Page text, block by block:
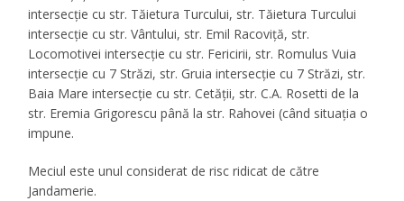
intersecţie cu str. Tăietura Turcului, str. Tăietura Turcului
intersecţie cu str. Vântului, str. Emil Racoviţă, str.
Locomotivei intersecţie cu str. Fericirii, str. Romulus Vuia
intersecţie cu 7 Străzi, str. Gruia intersecţie cu 7 Străzi, str.
Baia Mare intersecţie cu str. Cetăţii, str. C.A. Rosetti de la
str. Eremia Grigorescu până la str. Rahovei (când situaţia o
impune.
Meciul este unul considerat de risc ridicat de către
Jandamerie.